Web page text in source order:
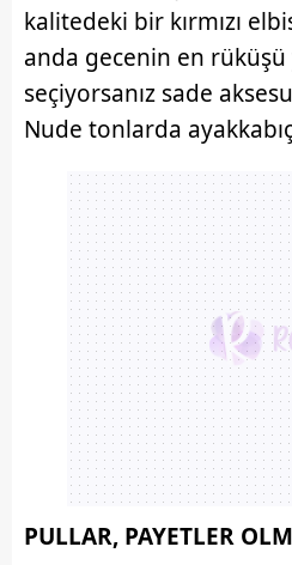
kalitedeki bir kırmızı
anda gecenin en rüküşü
seçiyorsanız sade
Nude tonlarda
PULLAR, PAYETLER